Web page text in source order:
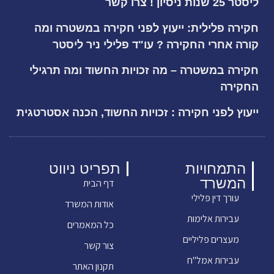
תפריט ניווט
דף הבית
אודות המשרד
כל המאמרים
צור קשר
תקנון האתר
התמחויות
המשרד
עורך דין פלילי
עבירות אלימות
מעצרים פליליים
עבירות אמל"ח
ליסטר 25 שנות ניסיון ! צרו קשר
חקירה פלילית: ייעוץ לפני חקירה במשטרה ומה
קורה אחרי החקירה ? עו"ד פלילי ניר ליסטר
חקירה במשטרה – מה זכויות החשוד ומה תרגילי
החקירה
ייעוץ לפני חקירה : זכויות החשוד, הכנה אסטרטגית